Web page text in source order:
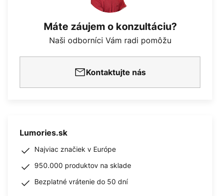
Máte záujem o konzultáciu?
Naši odborníci Vám radi pomôžu
Kontaktujte nás
Lumories.sk
Najviac značiek v Európe
950.000 produktov na sklade
Bezplatné vrátenie do 50 dní